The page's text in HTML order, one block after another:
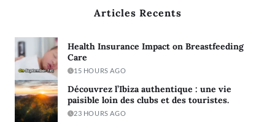
Articles Recents
Health Insurance Impact on Breastfeeding
Care
15 HOURS AGO
Découvrez l’Ibiza authentique : une vie
paisible loin des clubs et des touristes.
23 HOURS AGO